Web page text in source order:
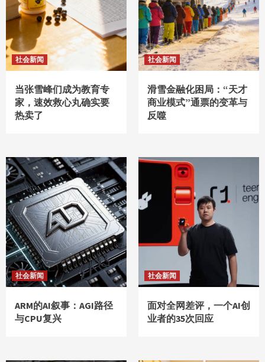
社会新闻
当张雪峰们成为教育专
家，速效救心丸确实要
热卖了
社会新闻
滑雪金融化困局：“天才
商业模式”通票的变革与
反噬
社会新闻
ARM的AI叙事：AGI路径
与CPU复兴
社会新闻
面对全网差评，一个AI创
业者的35次回应